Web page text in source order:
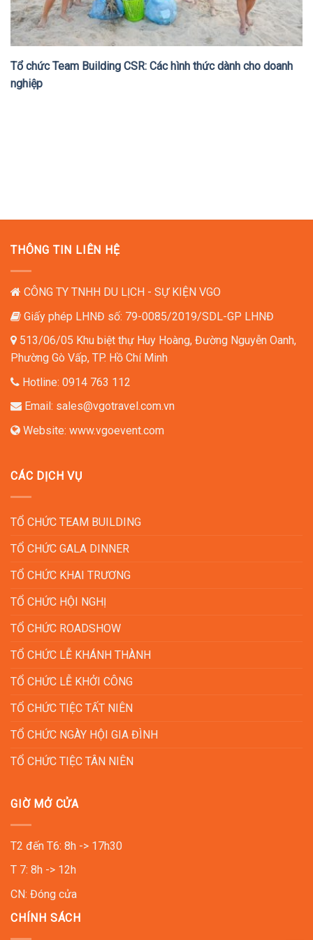
Tổ chức Team Building CSR: Các hình thức dành cho doanh
nghiệp
THÔNG TIN LIÊN HỆ
CÔNG TY TNHH DU LỊCH - SỰ KIỆN VGO
Giấy phép LHNĐ số: 79-0085/2019/SDL-GP LHNĐ
513/06/05 Khu biệt thự Huy Hoàng, Đường Nguyễn Oanh,
Phường Gò Vấp, TP. Hồ Chí Minh
Hotline: 0914 763 112
Email: sales@vgotravel.com.vn
Website: www.vgoevent.com
CÁC DỊCH VỤ
TỔ CHỨC TEAM BUILDING
TỔ CHỨC GALA DINNER
TỔ CHỨC KHAI TRƯƠNG
TỔ CHỨC HỘI NGHỊ
TỔ CHỨC ROADSHOW
TỔ CHỨC LỄ KHÁNH THÀNH
TỔ CHỨC LỄ KHỞI CÔNG
TỔ CHỨC TIỆC TẤT NIÊN
TỔ CHỨC NGÀY HỘI GIA ĐÌNH
TỔ CHỨC TIỆC TÂN NIÊN
GIỜ MỞ CỬA
T2 đến T6: 8h -> 17h30
T 7: 8h -> 12h
CN: Đóng cửa
CHÍNH SÁCH